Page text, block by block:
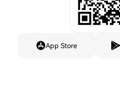
App Store